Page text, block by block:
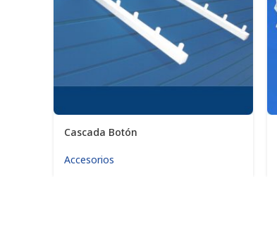
Cascada Botón
Accesorios